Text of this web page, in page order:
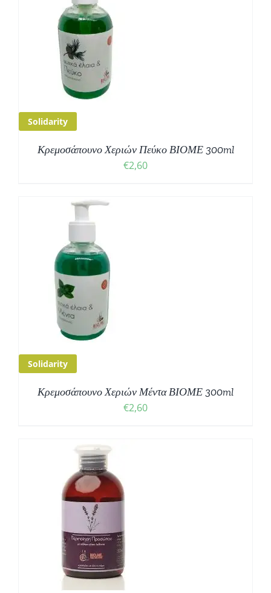
Solidarity
Κρεμοσάπουνο Χεριών Πεύκο ΒΙΟΜΕ 300ml
€2,60
Solidarity
Κρεμοσάπουνο Χεριών Μέντα ΒΙΟΜΕ 300ml
€2,60